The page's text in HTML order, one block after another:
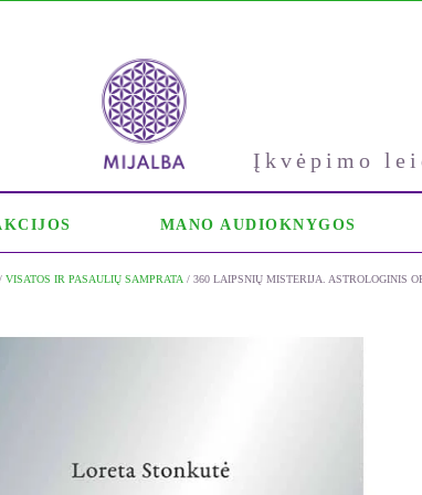
Įkvėpimo
MANO AUDIOKNYGOS
/ VISATOS IR PASAULIŲ SAMPRATA / 360 LAIPSNIŲ MISTERIJA. ASTROLOGINIS